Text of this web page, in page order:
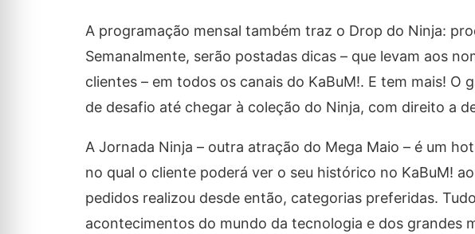
A programação mensal também traz o Drop do Ninja:
Semanalmente, serão postadas dicas – que levam aos
clientes – em todos os canais do KaBuM!. E tem mais! O
de desafio até chegar à coleção do Ninja, com direito a
A Jornada Ninja – outra atração do Mega Maio – é um
no qual o cliente poderá ver o seu histórico no KaBuM!
pedidos realizou desde então, categorias preferidas.
acontecimentos do mundo da tecnologia e dos grandes